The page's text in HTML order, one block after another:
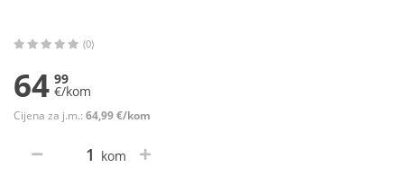
(0)
64 99
€/kom
Cijena za j.m.: 64,99 €/kom
kom